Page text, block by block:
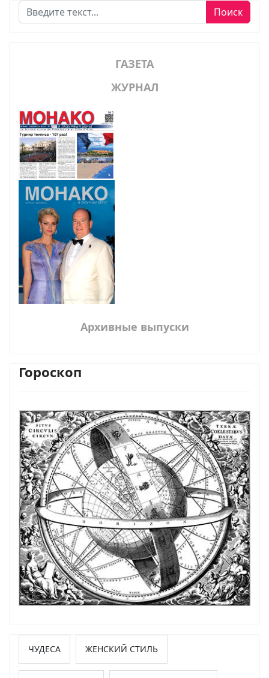
Поиск Поиск
ГАЗЕТА
ЖУРНАЛ
Архивные выпуски
Гороскоп
ЧУДЕСА ЖЕНСКИЙ СТИЛЬ